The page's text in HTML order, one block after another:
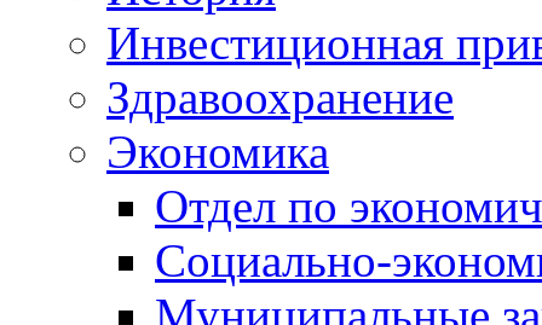
Инвестиционная
Здравоохранение
Экономика
Отдел по
Социально-